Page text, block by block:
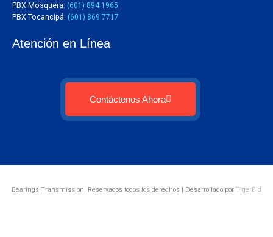
PBX Mosquera: (601) 894 1965
PBX Tocancipá: (601) 869 7717
Atención en Línea
Contáctenos Ahora
Bearings Transmission. Reservados todos los derechos | Desarrollado por TigerBid